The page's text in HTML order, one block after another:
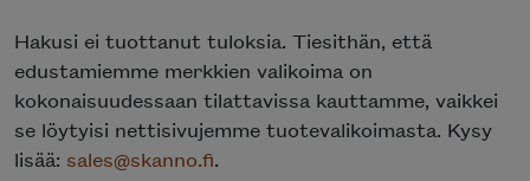
Hakusi ei tuottanut tuloksia. Tiesithän, että
edustamiemme merkkien valikoima on
kokonaisuudessaan tilattavissa kauttamme, vaikkei
se löytyisi nettisivujemme tuotevalikoimasta. Kysy
lisää: sales@skanno.fi.